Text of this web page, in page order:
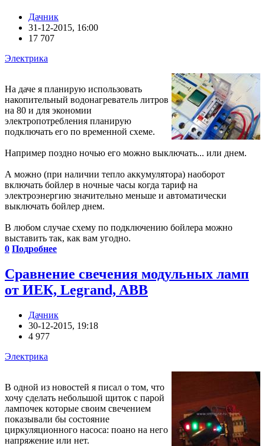
Дачник
31-12-2015, 16:00
17 707
Электрика
На даче я планирую использовать
накопительный водонагреватель литров
на 80 и для экономии
электропотребления планирую
подключать его по временной схеме.
Например поздно ночью его можно выключать... или днем.
А можно (при наличии тепло аккумулятора) наоборот
включать бойлер в ночные часы когда тариф на
электроэнергию значительно меньше и автоматически
выключать бойлер днем.
В любом случае схему по подключению бойлера можно
выставить так, как вам угодно.
0 Подробнее
Сравнение свечения модульных ламп
от ИЕК, Legrand, ABB
Дачник
30-12-2015, 19:18
4 977
Электрика
В одной из новостей я писал о том, что
хочу сделать небольшой щиток с парой
лампочек которые своим свечением
показывали бы состояние
циркуляционного насоса: поано на него
напряжение или нет.